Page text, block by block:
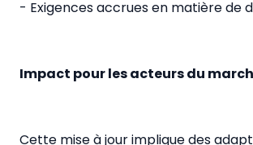
- Exigences accrues en matière de
Impact pour les acteurs du
Cette mise à jour implique des